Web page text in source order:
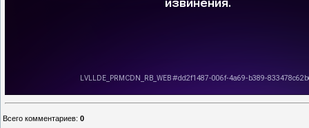
Всего комментариев: 0